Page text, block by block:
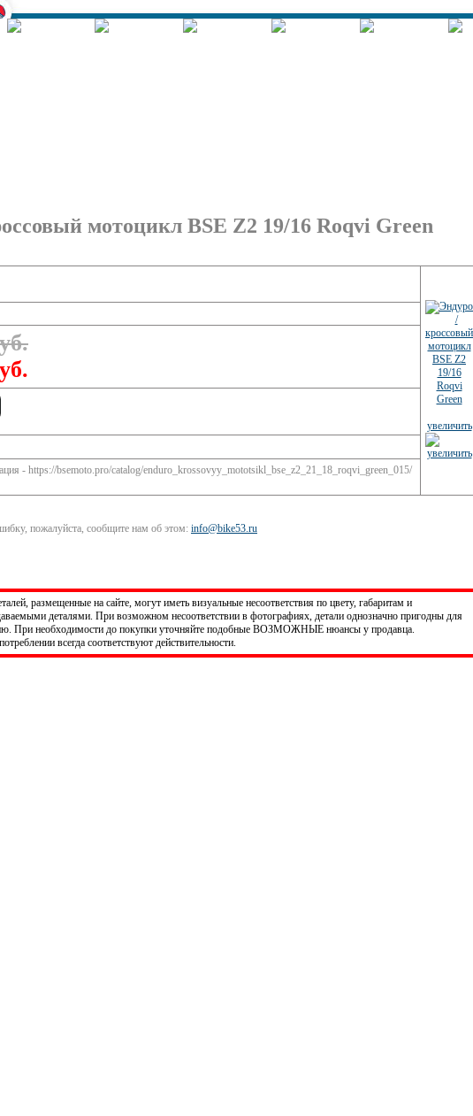
мотоцикл BSE Z2 19/16 Roqvi Green
увеличить
- https://bsemoto.pro/catalog/enduro_krossovyy_mototsikl_bse_z2_21_18_roqvi_green_015/
пожалуйста, сообщите нам об этом: info@bike53.ru
размещенные на сайте, могут иметь визуальные несоответствия по цвету, габаритам и
деталями. При возможном несоответствии в фотографиях, детали однозначно пригодны для
При необходимости до покупки уточняйте подобные ВОЗМОЖНЫЕ нюансы у продавца.
всегда соответствуют действительности.